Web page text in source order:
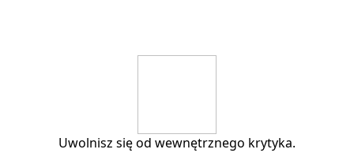
Uwolnisz się od wewnętrznego krytyka.